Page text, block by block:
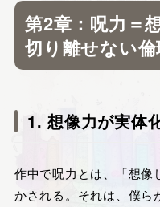
第2章：呪力＝
切り離せない倫
1. 想像力が実体
作中で呪力とは、「想像
かされる。それは、僕ら